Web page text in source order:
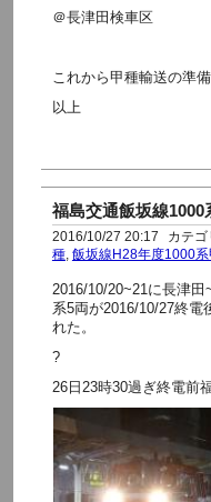
＠長津田検車区
これから甲種輸送の準
以上
福島交通飯坂線1000
2016/10/27 20:17 カテゴ
種, 飯坂線H28年度1000系
2016/10/20~21に長津
系5両が2016/10/27終電
れた。
?
26日23時30過ぎ終電前